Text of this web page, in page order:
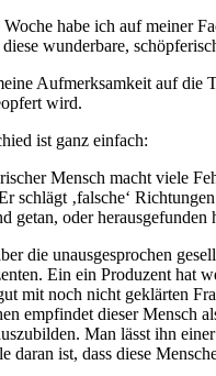
Woche habe ich auf meiner
wunderbare,
Aufmerksamkeit auf die
wird.
ist ganz einfach:
Mensch macht viele
schlägt ‚falsche‘
getan, oder herausgefunden
die unausgesprochen
Ein ein Produzent hat
mit noch nicht geklärten
empfindet dieser Mensch
Man lässt ihn
daran ist, dass diese